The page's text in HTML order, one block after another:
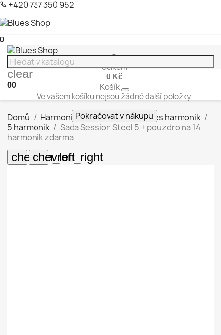
+420 737 350 952
0
0
Celkem
0 Kč
Košík
Ve vašem košíku nejsou žádné další položky
Pokračovat v nákupu
clear
00
Domů Harmoniky SEYDEL
Sady blues harmonik
5 harmonik
Sada Session Steel 5 + pouzdro na 14
harmonik zdarma
chevron_left
chevron_right